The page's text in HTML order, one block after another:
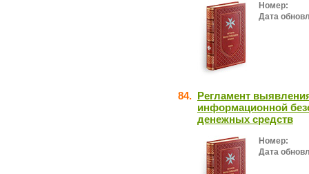
Номер:
Дата
84. Регламент
информационной
денежных средств
Номер:
Дата